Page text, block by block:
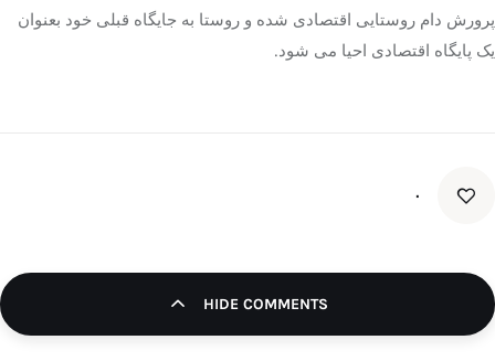
پرورش دام روستایی اقتصادی شده و روستا به جایگاه قبلی خود بعنوان
یک پایگاه اقتصادی احیا می شود.
۰
HIDE COMMENTS